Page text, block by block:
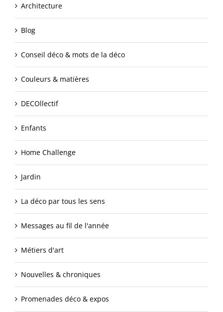
Architecture
Blog
Conseil déco & mots de la déco
Couleurs & matières
DECOllectif
Enfants
Home Challenge
Jardin
La déco par tous les sens
Messages au fil de l'année
Métiers d'art
Nouvelles & chroniques
Promenades déco & expos